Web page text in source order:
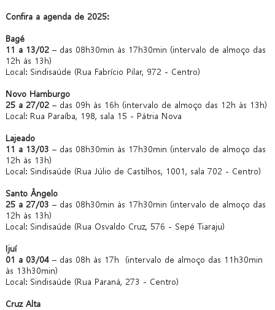
Confira a agenda de 2025:
Bagé
11 a 13/02 – das 08h30min às 17h30min (intervalo de almoço das
12h às 13h)
Local: Sindisaúde (Rua Fabrício Pilar, 972 - Centro)
Novo Hamburgo
25 a 27/02 – das 09h às 16h (intervalo de almoço das 12h às 13h)
Local: Rua Paraíba, 198, sala 15 - Pátria Nova
Lajeado
11 a 13/03 – das 08h30min às 17h30min (intervalo de almoço das
12h às 13h)
Local: Sindisaúde (Rua Júlio de Castilhos, 1001, sala 702 - Centro)
Santo Ângelo
25 a 27/03 – das 08h30min às 17h30min (intervalo de almoço das
12h às 13h)
Local: Sindisaúde (Rua Osvaldo Cruz, 576 - Sepé Tiaraju)
Ijuí
01 a 03/04 – das 08h às 17h (intervalo de almoço das 11h30min
às 13h30min)
Local: Sindisaúde (Rua Paraná, 273 - Centro)
Cruz Alta